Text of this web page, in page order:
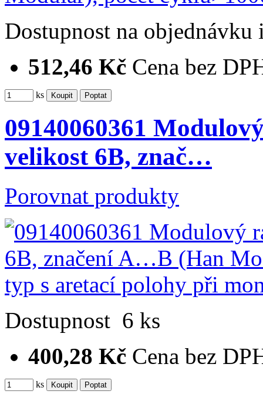
Dostupnost na objednávku
512,46 Kč Cena bez
ks
09140060361
velikost 6B, znač…
Porovnat produkty
Dostupnost 6 ks
400,28 Kč Cena bez
ks